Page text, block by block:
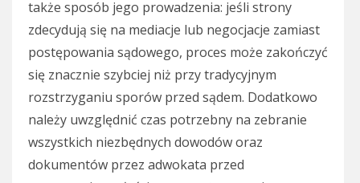
także sposób jego prowadzenia: jeśli strony
zdecydują się na mediacje lub negocjacje zamiast
postępowania sądowego, proces może zakończyć
się znacznie szybciej niż przy tradycyjnym
rozstrzyganiu sporów przed sądem. Dodatkowo
należy uwzględnić czas potrzebny na zebranie
wszystkich niezbędnych dowodów oraz
dokumentów przez adwokata przed